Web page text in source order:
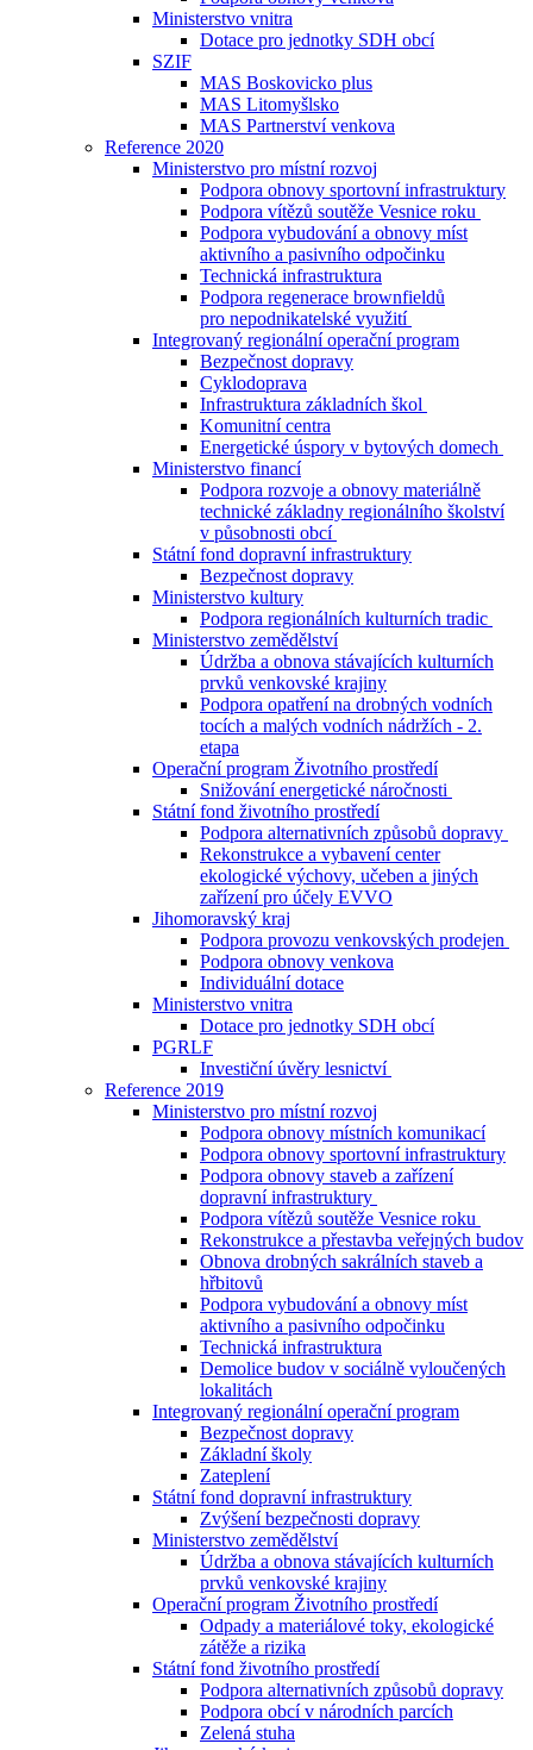
Ministerstvo vnitra
Dotace pro jednotky SDH obcí
SZIF
MAS Boskovicko plus
MAS Litomyšlsko
MAS Partnerství venkova
Reference 2020
Ministerstvo pro místní rozvoj
Podpora obnovy sportovní infrastruktury
Podpora vítězů soutěže Vesnice roku
Podpora vybudování a obnovy míst
aktivního a pasivního odpočinku
Technická infrastruktura
Podpora regenerace brownfieldů
pro nepodnikatelské využití
Integrovaný regionální operační program
Bezpečnost dopravy
Cyklodoprava
Infrastruktura základních škol
Komunitní centra
Energetické úspory v bytových domech
Ministerstvo financí
Podpora rozvoje a obnovy materiálně
technické základny regionálního školství
v působnosti obcí
Státní fond dopravní infrastruktury
Bezpečnost dopravy
Ministerstvo kultury
Podpora regionálních kulturních tradic
Ministerstvo zemědělství
Údržba a obnova stávajících kulturních
prvků venkovské krajiny
Podpora opatření na drobných vodních
tocích a malých vodních nádržích - 2.
etapa
Operační program Životního prostředí
Snižování energetické náročnosti
Státní fond životního prostředí
Podpora alternativních způsobů dopravy
Rekonstrukce a vybavení center
ekologické výchovy, učeben a jiných
zařízení pro účely EVVO
Jihomoravský kraj
Podpora provozu venkovských prodejen
Podpora obnovy venkova
Individuální dotace
Ministerstvo vnitra
Dotace pro jednotky SDH obcí
PGRLF
Investiční úvěry lesnictví
Reference 2019
Ministerstvo pro místní rozvoj
Podpora obnovy místních komunikací
Podpora obnovy sportovní infrastruktury
Podpora obnovy staveb a zařízení
dopravní infrastruktury
Podpora vítězů soutěže Vesnice roku
Rekonstrukce a přestavba veřejných budov
Obnova drobných sakrálních staveb a
hřbitovů
Podpora vybudování a obnovy míst
aktivního a pasivního odpočinku
Technická infrastruktura
Demolice budov v sociálně vyloučených
lokalitách
Integrovaný regionální operační program
Bezpečnost dopravy
Základní školy
Zateplení
Státní fond dopravní infrastruktury
Zvýšení bezpečnosti dopravy
Ministerstvo zemědělství
Údržba a obnova stávajících kulturních
prvků venkovské krajiny
Operační program Životního prostředí
Odpady a materiálové toky, ekologické
zátěže a rizika
Státní fond životního prostředí
Podpora alternativních způsobů dopravy
Podpora obcí v národních parcích
Zelená stuha